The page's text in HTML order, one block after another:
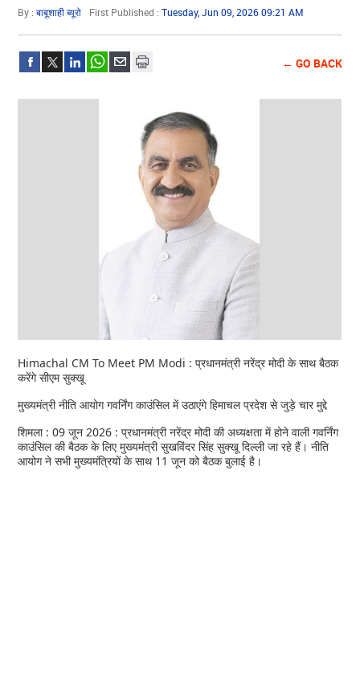
By :बाबूशाही ब्यूरो First Published :Tuesday, Jun 09, 2026 09:21 AM
← GO BACK
Himachal CM To Meet PM Modi : प्रधानमंत्री नरेंद्र मोदी के साथ बैठक
करेंगे सीएम सुक्खू
मुख्यमंत्री नीति आयोग गवर्निंग काउंसिल में उठाएंगे हिमाचल प्रदेश से जुड़े चार मुद्दे
शिमला : 09 जून 2026 : प्रधानमंत्री नरेंद्र मोदी की अध्यक्षता में होने वाली गवर्निंग
काउंसिल की बैठक के लिए मुख्यमंत्री सुखविंदर सिंह सुक्खू दिल्ली जा रहे हैं। नीति
आयोग ने सभी मुख्यमंत्रियों के साथ 11 जून को बैठक बुलाई है।